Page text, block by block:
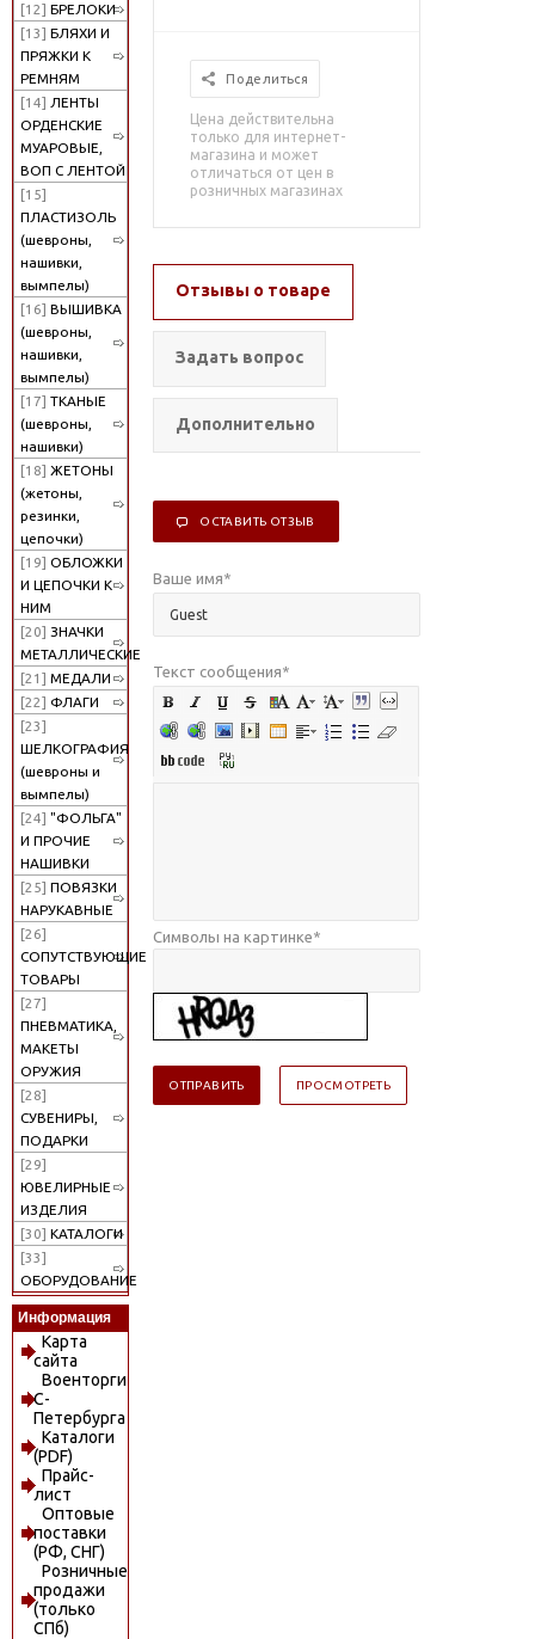
[12] БРЕЛОКИ
[13] БЛЯХИ И
ПРЯЖКИ К
РЕМНЯМ
[14] ЛЕНТЫ
ОРДЕНСКИЕ
МУАРОВЫЕ,
ВОП С ЛЕНТОЙ
[15]
ПЛАСТИЗОЛЬ
(шевроны,
нашивки,
вымпелы)
[16] ВЫШИВКА
(шевроны,
нашивки,
вымпелы)
[17] ТКАНЫЕ
(шевроны,
нашивки)
[18] ЖЕТОНЫ
(жетоны,
резинки,
цепочки)
[19] ОБЛОЖКИ
И ЦЕПОЧКИ К
НИМ
[20] ЗНАЧКИ
МЕТАЛЛИЧЕСКИЕ
[21] МЕДАЛИ
[22] ФЛАГИ
[23]
ШЕЛКОГРАФИЯ
(шевроны и
вымпелы)
[24] "ФОЛЬГА"
И ПРОЧИЕ
НАШИВКИ
[25] ПОВЯЗКИ
НАРУКАВНЫЕ
[26]
СОПУТСТВУЮЩИЕ
ТОВАРЫ
[27]
ПНЕВМАТИКА,
МАКЕТЫ
ОРУЖИЯ
[28]
СУВЕНИРЫ,
ПОДАРКИ
[29]
ЮВЕЛИРНЫЕ
ИЗДЕЛИЯ
[30] КАТАЛОГИ
[33]
ОБОРУДОВАНИЕ
Информация
Карта
сайта
Военторги
С-
Петербурга
Каталоги
(PDF)
Прайс-
лист
Оптовые
поставки
(РФ, СНГ)
Розничные
продажи
(только
СПб)
Поделиться
Цена действительна
только для интернет-
магазина и может
отличаться от цен в
розничных магазинах
Отзывы о товаре
Задать вопрос
Дополнительно
ОСТАВИТЬ ОТЗЫВ
Ваше имя*
Текст сообщения*
Символы на картинке*